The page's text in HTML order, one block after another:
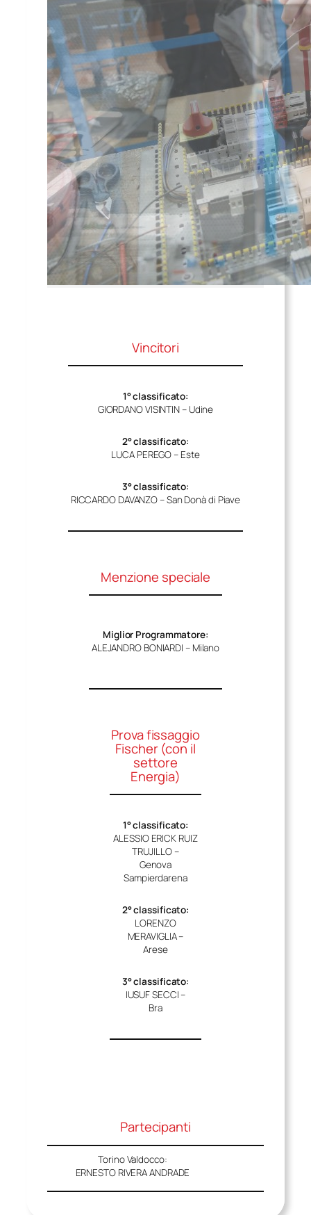
Vincitori
1° classificato:
GIORDANO VISINTIN – Udine
2° classificato:
LUCA PEREGO – Este
3° classificato:
RICCARDO DAVANZO – San Donà di Piave
Menzione speciale
Miglior Programmatore:
ALEJANDRO BONIARDI – Milano
Prova fissaggio
Fischer (con il
settore
Energia)
1° classificato:
ALESSIO ERICK RUIZ
TRUJILLO –
Genova
Sampierdarena
2° classificato:
LORENZO
MERAVIGLIA –
Arese
3° classificato:
IUSUF SECCI –
Bra
Partecipanti
Udine:
GIORDANO VISINTIN
Slide 11 of 11